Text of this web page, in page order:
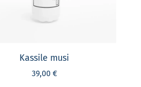
Kassile musi
39,00 €